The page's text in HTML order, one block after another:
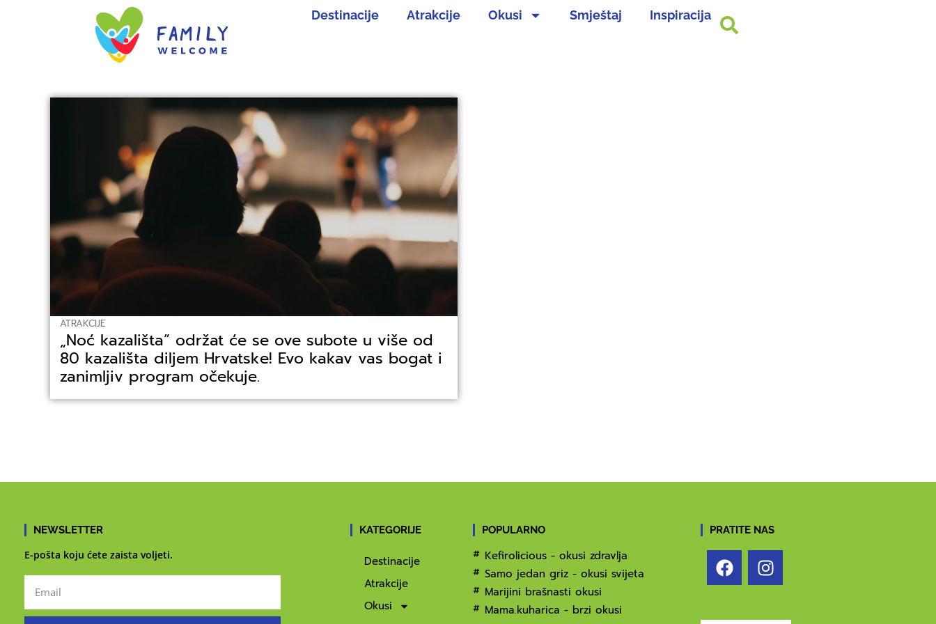
Destinacije Atrakcije Okusi Smještaj Inspiracija
ATRAKCIJE
„Noć kazališta” održat će se ove subote u više od
80 kazališta diljem Hrvatske! Evo kakav vas bogat i
zanimljiv program očekuje.
NEWSLETTER
E-pošta koju ćete zaista voljeti.
KATEGORIJE
Destinacije
Atrakcije
Okusi
POPULARNO
Kefirolicious - okusi zdravlja
Samo jedan griz - okusi svijeta
Marijini brašnasti okusi
Mama.kuharica - brzi okusi
PRATITE NAS